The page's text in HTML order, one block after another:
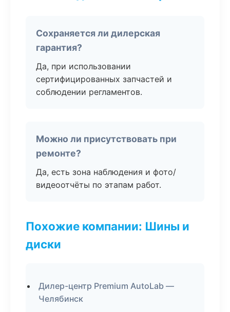
Сохраняется ли дилерская
гарантия?
Да, при использовании
сертифицированных запчастей и
соблюдении регламентов.
Можно ли присутствовать при
ремонте?
Да, есть зона наблюдения и фото/
видеоотчёты по этапам работ.
Похожие компании: Шины и
диски
Дилер-центр Premium AutoLab —
Челябинск